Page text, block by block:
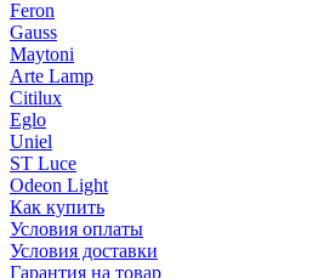
Feron
Gauss
Maytoni
Arte Lamp
Citilux
Eglo
Uniel
ST Luce
Odeon Light
Как купить
Условия оплаты
Условия доставки
Гарантия на товар